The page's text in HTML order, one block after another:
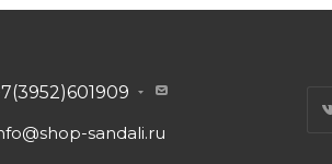
sandali.ru